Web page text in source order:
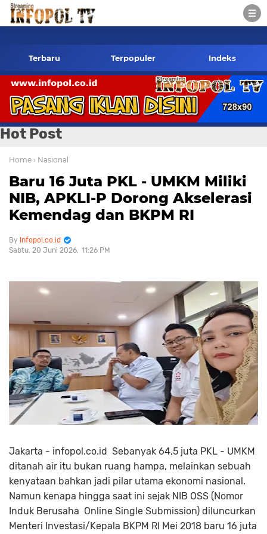
infopol.co.id Kontak Redaksi- 085784424805 wa
Terbaru Terpopuler Indeks
Hot Post
Home › Nasional
Baru 16 Juta PKL - UMKM Miliki
NIB, APKLI-P Dorong Akselerasi
Kemendag dan BKPM RI
Infopol.co.id
Sabtu, 20 Juni 2026 11:26 PM
Jakarta - infopol.co.id Sebanyak 64,5 juta PKL - UMKM
ditanah air itu bukan ruang hampa, melainkan sebuah
kenyataan bahkan jadi pilar utama ekonomi nasional.
Namun kenapa hingga saat ini sejak NIB OSS (Nomor
Induk Berusaha Online Single Submission) diluncurkan
Menteri Investasi/Kepala BKPM RI Mei 2018 baru 16 juta